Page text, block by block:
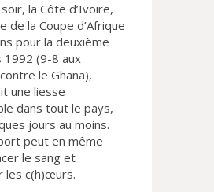
la Côte d’Ivoire,
de la Coupe d’Afrique
pour la deuxième
1992 (9-8 aux
le Ghana),
une liesse
dans tout le pays,
jours au moins.
peut en même
le sang et
les c(h)œurs.